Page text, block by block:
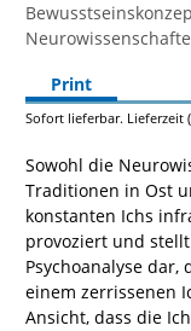
Print
Sofort lieferbar. Lieferzeit
Sowohl die
Traditionen in Ost
konstanten Ichs
provoziert und
Psychoanalyse dar,
einem zerrissenen
Ansicht, dass die